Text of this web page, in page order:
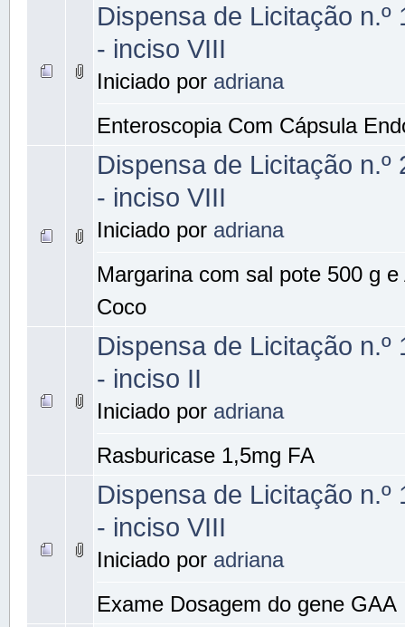
Dispensa de Licitação n.º
- inciso VIII
Iniciado por adriana
Enteroscopia Com Cápsula
Dispensa de Licitação n.º
- inciso VIII
Iniciado por adriana
Margarina com sal pote 500 g e
Coco
Dispensa de Licitação n.º
- inciso II
Iniciado por adriana
Rasburicase 1,5mg FA
Dispensa de Licitação n.º
- inciso VIII
Iniciado por adriana
Exame Dosagem do gene GAA